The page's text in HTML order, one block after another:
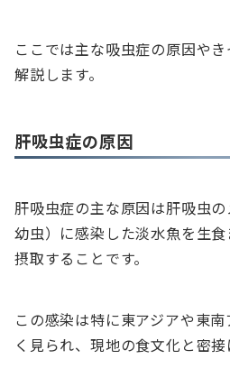
ここでは主な吸虫症の原因や
解説します。
肝吸虫症の原因
肝吸虫症の主な原因は肝吸虫
幼虫）に感染した淡水魚を生
摂取することです。
この感染は特に東アジアや東
く見られ、現地の食文化と密接